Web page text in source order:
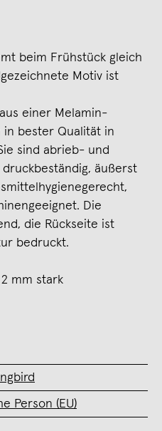
beim Frühstück gleich
Motiv ist
einer Melamin-
bester Qualität in
sind abrieb- und
äußerst
Die
die Rückseite ist
bedruckt.
2 mm stark
Person (EU)